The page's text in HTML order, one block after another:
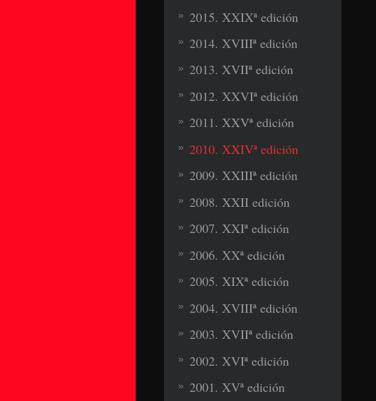
2015. XXIXª edición
2014. XVIIIª edición
2013. XVIIª edición
2012. XXVIª edición
2011. XXVª edición
2010. XXIVª edición
2009. XXIIIª edición
2008. XXII edición
2007. XXIª edición
2006. XXª edición
2005. XIXª edición
2004. XVIIIª edición
2003. XVIIª edición
2002. XVIª edición
2001. XVª edición